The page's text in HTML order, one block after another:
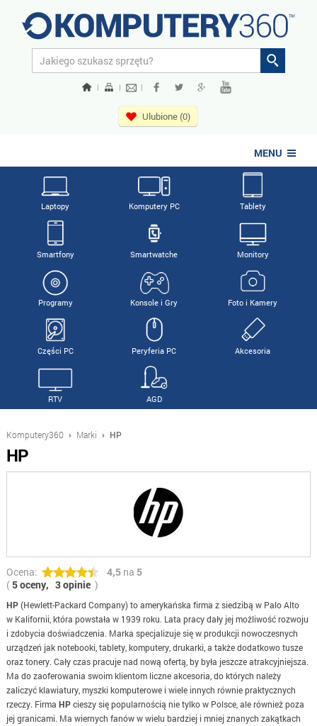
| | |
Ulubione (0)
MENU
Laptopy Komputery PC Tablety
Smartfony Smartwatche Monitory
Programy Konsole i Gry Foto i Kamery
Części PC Peryferia PC Akcesoria
RTV AGD
Komputery360 › Marki › HP
HP
Ocena: 4,5na 5
(5 oceny, 3 opinie )
HP(Hewlett-Packard Company) to amerykańska firma z siedzibą w Palo Alto
w Kalifornii, która powstała w 1939 roku. Lata pracy dały jej możliwość rozwoju
i zdobycia doświadczenia. Marka specjalizuje się w produkcji nowoczesnych
urządzeń jak notebooki, tablety, komputery, drukarki, a także dodatkowo tusze
oraz tonery. Cały czas pracuje nad nową ofertą, by była jeszcze atrakcyjniejsza.
Ma do zaoferowania swoim klientom liczne akcesoria, do których należy
zaliczyć klawiatury, myszki komputerowe i wiele innych równie praktycznych
rzeczy. Firma HPcieszy się popularnością nie tylko w Polsce, ale również poza
jej granicami. Ma wiernych fanów w wielu bardziej i mniej znanych zakątkach